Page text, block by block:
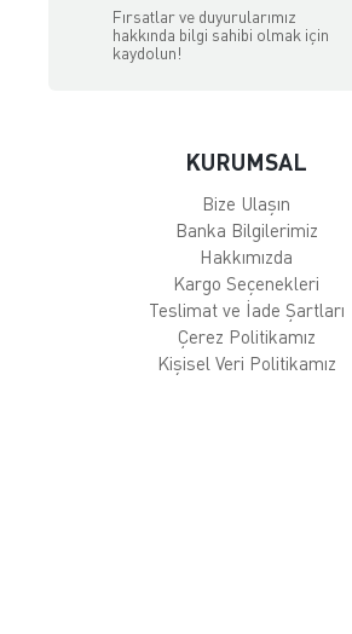
Fırsatlar ve duyurularımız
hakkında bilgi sahibi olmak için
kaydolun!
KURUMSAL
Bize Ulaşın
Banka Bilgilerimiz
Hakkımızda
Kargo Seçenekleri
Teslimat ve İade Şartları
Çerez Politikamız
Kişisel Veri Politikamız